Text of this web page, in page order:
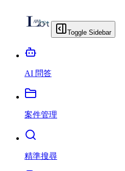
Toggle Sidebar
AI 問答
案件管理
精準搜尋